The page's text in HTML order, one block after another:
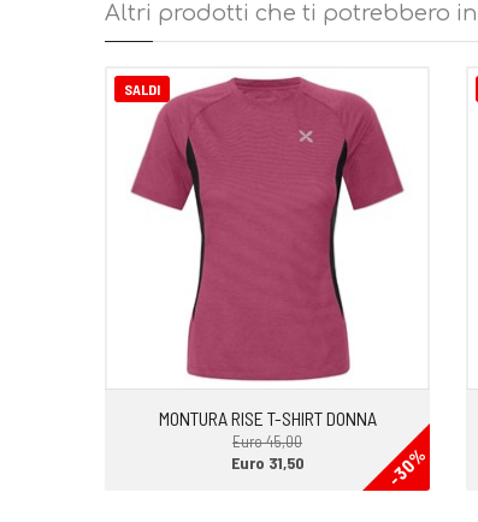
Altri prodotti che ti potrebbero
SALDI
MONTURA RISE T-SHIRT DONNA
Euro 45,00
-30%
Euro 31,50